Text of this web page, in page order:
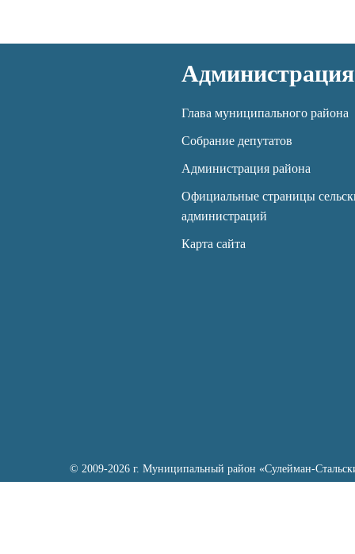
Администрация
Глава муниципального района
Собрание депутатов
Администрация района
Официальные страницы
администраций
Карта сайта
© 2009-2026 г. Муниципальный район «Сулейман-